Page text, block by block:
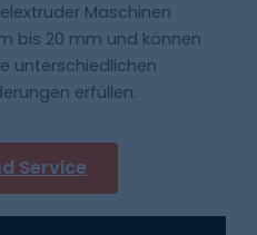
Maschinen
bis 20 mm und können
unterschiedlichen
erfüllen.
Service